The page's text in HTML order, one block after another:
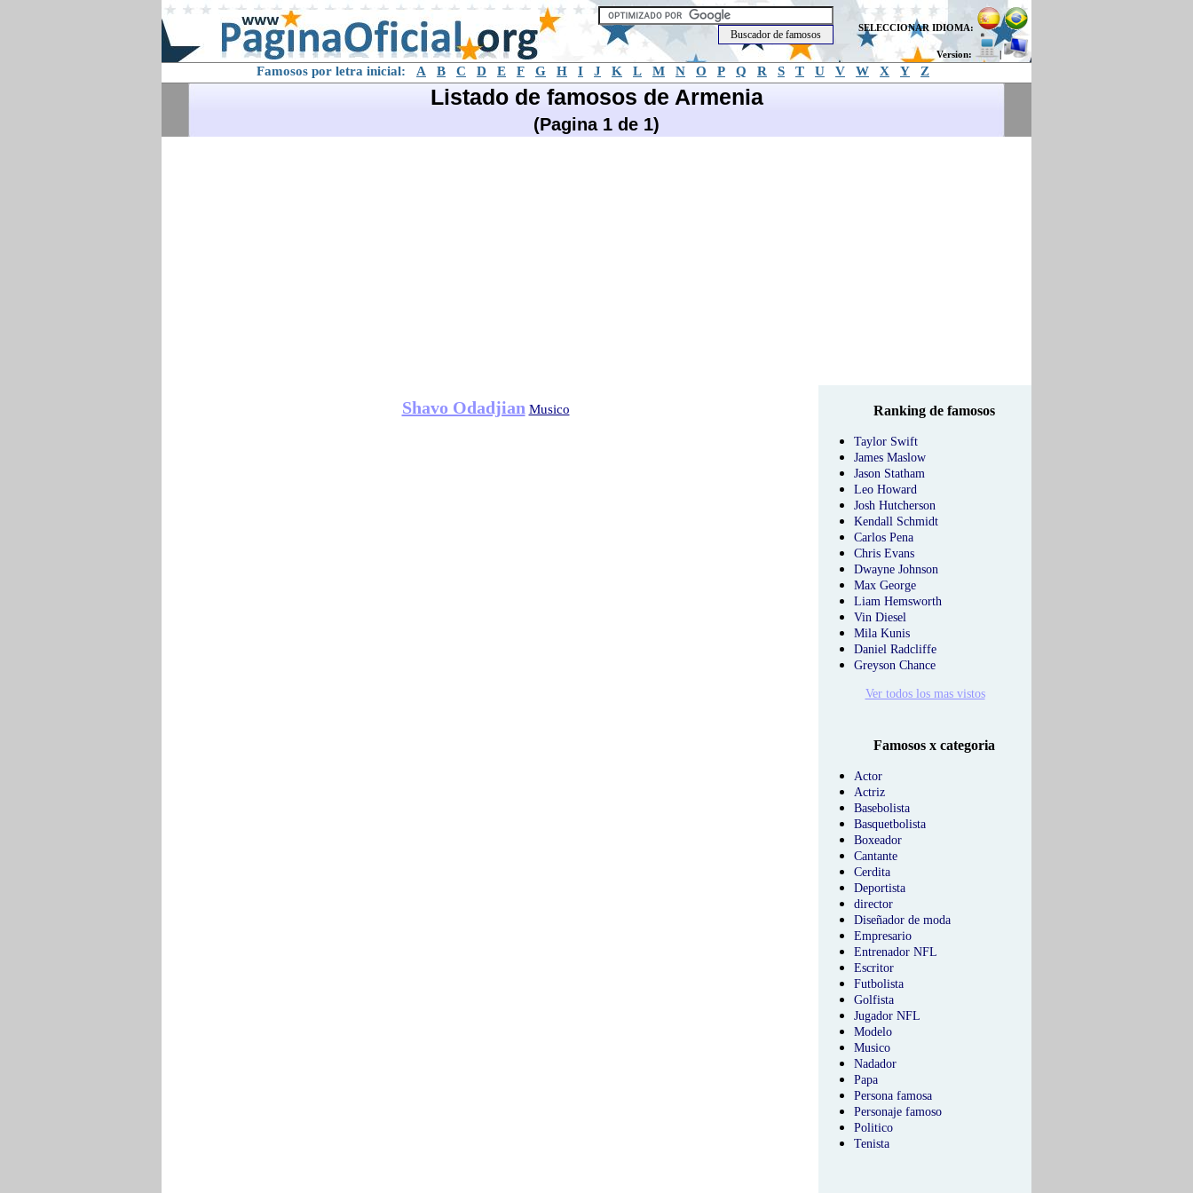
SELECCIONAR IDIOMA:
Version: |
Famosos por letra inicial: A B C D E F G H I J K L M N O P Q R S T U V W X Y Z
Listado de famosos de Armenia
(Pagina 1 de 1)
Shavo Odadjian Musico Ranking de famosos
Taylor Swift
James Maslow
Jason Statham
Leo Howard
Josh Hutcherson
Kendall Schmidt
Carlos Pena
Chris Evans
Dwayne Johnson
Max George
Liam Hemsworth
Vin Diesel
Mila Kunis
Daniel Radcliffe
Greyson Chance
Ver todos los mas vistos
Famosos x categoria
Actor
Actriz
Basebolista
Basquetbolista
Boxeador
Cantante
Cerdita
Deportista
director
Diseñador de moda
Empresario
Entrenador NFL
Escritor
Futbolista
Golfista
Jugador NFL
Modelo
Musico
Nadador
Papa
Persona famosa
Personaje famoso
Politico
Tenista